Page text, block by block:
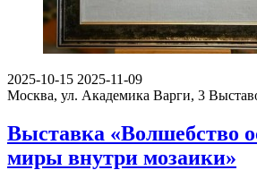
2025-10-15 2025-11-09
Москва, ул. Академика Варги, 3
Выставка «Волшебство
миры внутри мозаики»